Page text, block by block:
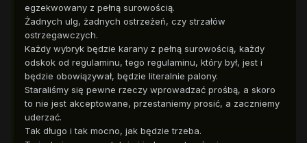
egzekwowany z pełną surowością.
Żadnych ulg, żadnych ostrzeżeń, czy strzałów
ostrzegawczych.
Każdy wybryk będzie karany z pełną surowością, każdy
odskok od regulaminu, tego regulaminu, który był, jest i
będzie obowiązywał, będzie literalnie palony.
Staraliśmy się pewne rzeczy wprowadzać prośbą, a skoro
to nie jest akceptowane, przestaniemy prosić, a zaczniemy
uderzać.
Tak długo i tak mocno, jak będzie trzeba.